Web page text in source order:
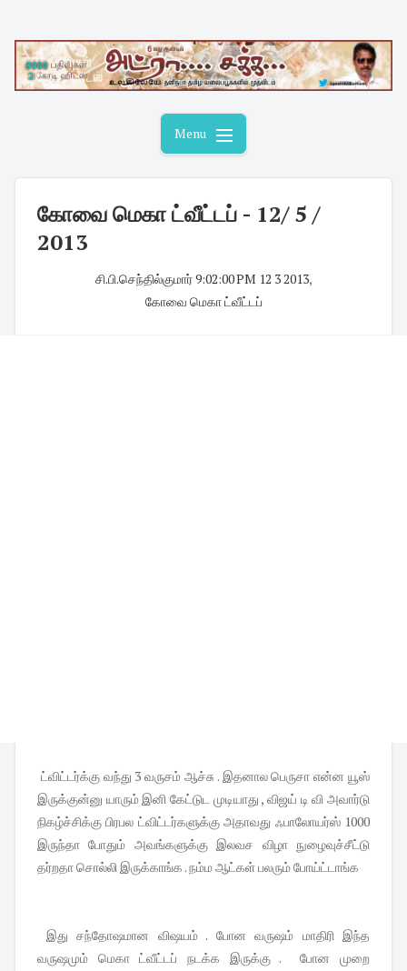
content
Menu
கோவை மெகா ட்வீட்டப் - 12/ 5 /
2013
சி.பி.செந்தில்குமார்·9:02:00 PM 12 3 2013,
கோவை மெகா ட்வீட்டப்
ட்விட்டர்க்கு வந்து 3 வருசம் ஆச்சு . இதனால பெருசா என்ன யூஸ்
இருக்குன்னு யாரும் இனி கேட்டுட முடியாது , விஜய் டி வி அவார்டு
நிகழ்ச்சிக்கு பிரபல ட்விட்டர்களுக்கு அதாவது ஃபாலோயர்ஸ் 1000
இருந்தா போதும் அவங்களுக்கு இலவச விழா நுழைவுச்சீட்டு
தர்றதா சொல்லி இருக்காங்க . நம்ம ஆட்கள் பலரும் போய்ட்டாங்க
இது சந்தோஷமான விஷயம் . போன வருஷம் மாதிரி இந்த
வருஷமும் மெகா ட்வீட்டப் நடக்க இருக்கு . போன முறை